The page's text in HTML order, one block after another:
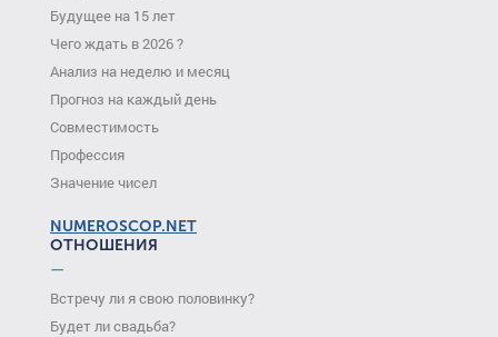
Будущее на 15 лет
Чего ждать в 2026 ?
Анализ на неделю и месяц
Прогноз на каждый день
Совместимость
Профессия
Значение чисел
NUMEROSCOP.NET
ОТНОШЕНИЯ
—
Встречу ли я свою половинку?
Будет ли свадьба?